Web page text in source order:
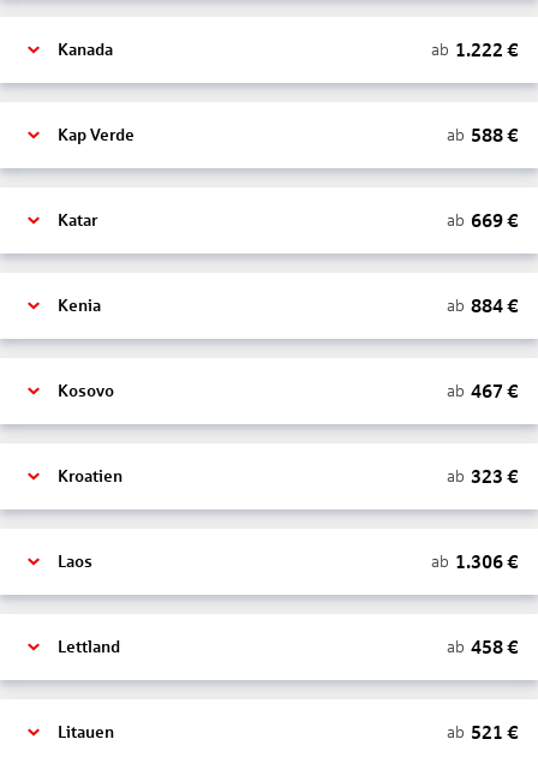
Kanada ab 1.222 €
Kap Verde ab 588€
Katar ab 669€
Kenia ab 884€
Kosovo ab 467 €
Kroatien ab 323 €
Laos ab 1.306€
Lettland ab 458€
Litauen ab 521 €